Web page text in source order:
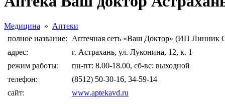
Медицина » Аптеки
полное название:
Аптечная сеть «Ваш Доктор» (ИП Линник
адрес:
г. Астрахань, ул. Луконина, 12, к. 1
режим работы:
пн-пт: 8.00-18.00, сб-вс: выходной
телефон:
(8512) 50-30-16, 34-59-14
сайт:
www.aptekavd.ru